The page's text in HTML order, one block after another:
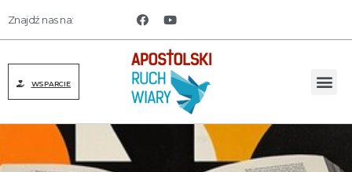
Znajdź nas na:
WSPARCIE